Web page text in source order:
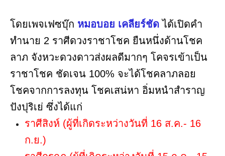
โดยเพจเฟซบุ๊ก หมอบอย เคลียร์ชัด ได้เปิดคำ
ทำนาย 2 ราศีดวงราชาโชค ยืนหนึ่งด้านโชค
ลาภ จังหวะดวงดาวส่งผลดีมากๆ โคจรเข้าเป็น
ราชาโชค ชัดเจน 100% จะได้โชคลาภลอย
โชคจากการลงทุน โชคเสน่หา อิ่มหนำสำราญ
ปังปุริเย่ ซึ่งได้แก่
ราศีสิงห์ (ผู้ที่เกิดระหว่างวันที่ 16 ส.ค.- 16
ก.ย.)